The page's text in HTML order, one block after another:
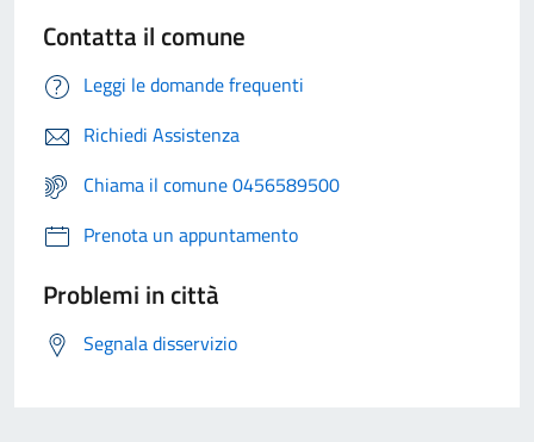
Contatta il comune
Leggi le domande frequenti
Richiedi Assistenza
Chiama il comune 0456589500
Prenota un appuntamento
Problemi in città
Segnala disservizio